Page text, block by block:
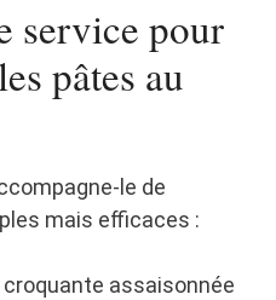
service pour
pâtes au
le de
mais efficaces :
assaisonnée